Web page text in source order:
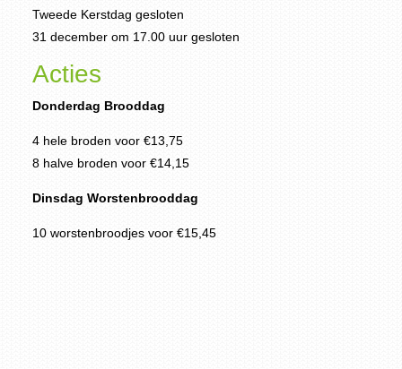
Tweede Kerstdag gesloten
31 december om 17.00 uur gesloten
Acties
Donderdag Brooddag
4 hele broden voor €13,75
8 halve broden voor €14,15
Dinsdag Worstenbrooddag
10 worstenbroodjes voor €15,45